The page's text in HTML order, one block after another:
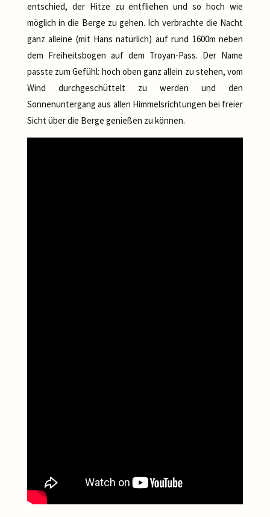
entschied, der Hitze zu entfliehen und so hoch wie
möglich in die Berge zu gehen. Ich verbrachte die Nacht
ganz alleine (mit Hans natürlich) auf rund 1600m neben
dem Freiheitsbogen auf dem Troyan-Pass. Der Name
passte zum Gefühl: hoch oben ganz allein zu stehen, vom
Wind durchgeschüttelt zu werden und den
Sonnenuntergang aus allen Himmelsrichtungen bei freier
Sicht über die Berge genießen zu können.